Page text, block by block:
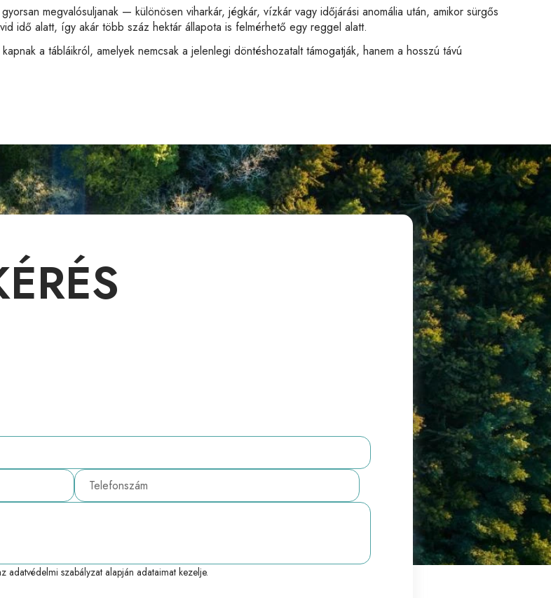
megvalósuljanak — különösen viharkár, jégkár, vízkár vagy időjárási anomália után, amikor sürgős
idő alatt, így akár több száz hektár állapota is felmérhető egy reggel alatt.
a tábláikról, amelyek nemcsak a jelenlegi döntéshozatalt támogatják, hanem a hosszú távú
adatvédelmi szabályzat alapján adataimat kezelje.